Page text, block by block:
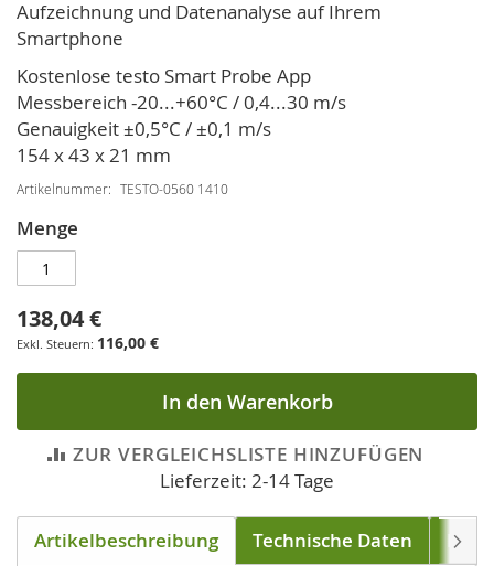
Aufzeichnung und Datenanalyse auf Ihrem
Smartphone
Kostenlose testo Smart Probe App
Messbereich -20...+60°C / 0,4...30 m/s
Genauigkeit ±0,5°C / ±0,1 m/s
154 x 43 x 21 mm
Artikelnummer TESTO-0560 1410
Menge
138,04 €
116,00 €
In den Warenkorb
ZUR VERGLEICHSLISTE HINZUFÜGEN
Lieferzeit: 2-14 Tage
Artikelbeschreibung Technische Daten